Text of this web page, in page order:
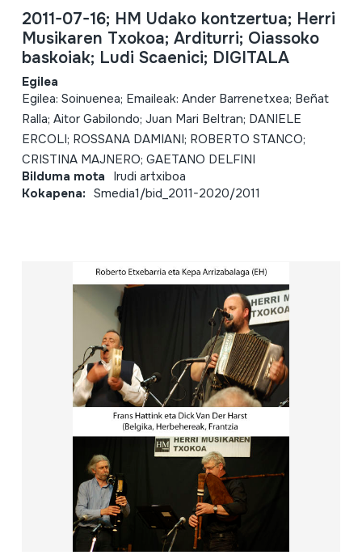
2011-07-16; HM Udako kontzertua; Herri
Musikaren Txokoa; Arditurri; Oiassoko
baskoiak; Ludi Scaenici; DIGITALA
Egilea
Egilea: Soinuenea; Emaileak: Ander Barrenetxea; Beñat
Ralla; Aitor Gabilondo; Juan Mari Beltran; DANIELE
ERCOLI; ROSSANA DAMIANI; ROBERTO STANCO;
CRISTINA MAJNERO; GAETANO DELFINI
Bilduma mota Irudi artxiboa
Kokapena: Smedia1/bid_2011-2020/2011